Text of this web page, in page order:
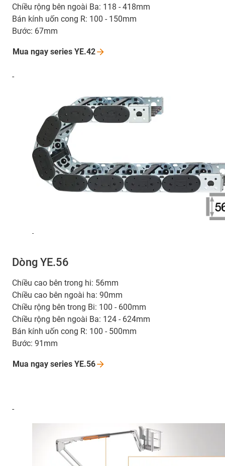
Chiều rộng bên ngoài Ba: 118 - 418mm
Bán kính uốn cong R: 100 - 150mm
Bước: 67mm
Mua ngay series YE.42
-
-
Dòng YE.56
Chiều cao bên trong hi: 56mm
Chiều cao bên ngoài ha: 90mm
Chiều rộng bên trong Bi: 100 - 600mm
Chiều rộng bên ngoài Ba: 124 - 624mm
Bán kính uốn cong R: 100 - 500mm
Bước: 91mm
Mua ngay series YE.56
-